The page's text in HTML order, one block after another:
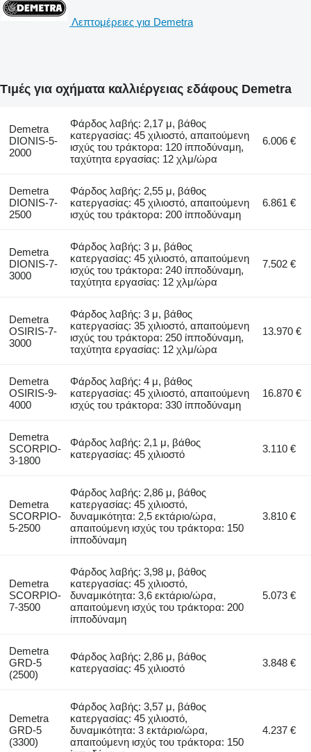
Λεπτομέρειες για Demetra
Τιμές για οχήματα καλλιέργειας εδάφους Demetra
Demetra
DIONIS-5-
2000
Φάρδος λαβής: 2,17 μ, βάθος
κατεργασίας: 45 χιλιοστό, απαιτούμενη
ισχύς του τράκτορα: 120 ίπποδύναμη,
ταχύτητα εργασίας: 12 χλμ/ώρα
6.006 €
Demetra
DIONIS-7-
2500
Φάρδος λαβής: 2,55 μ, βάθος
κατεργασίας: 45 χιλιοστό, απαιτούμενη
ισχύς του τράκτορα: 200 ίπποδύναμη
6.861 €
Demetra
DIONIS-7-
3000
Φάρδος λαβής: 3 μ, βάθος
κατεργασίας: 45 χιλιοστό, απαιτούμενη
ισχύς του τράκτορα: 240 ίπποδύναμη,
ταχύτητα εργασίας: 12 χλμ/ώρα
7.502 €
Demetra
OSIRIS-7-
3000
Φάρδος λαβής: 3 μ, βάθος
κατεργασίας: 35 χιλιοστό, απαιτούμενη
ισχύς του τράκτορα: 250 ίπποδύναμη,
ταχύτητα εργασίας: 12 χλμ/ώρα
13.970 €
Demetra
OSIRIS-9-
4000
Φάρδος λαβής: 4 μ, βάθος
κατεργασίας: 45 χιλιοστό, απαιτούμενη
ισχύς του τράκτορα: 330 ίπποδύναμη
16.870 €
Demetra
SCORPIO-
3-1800
Φάρδος λαβής: 2,1 μ, βάθος
κατεργασίας: 45 χιλιοστό
3.110 €
Demetra
SCORPIO-
5-2500
Φάρδος λαβής: 2,86 μ, βάθος
κατεργασίας: 45 χιλιοστό,
δυναμικότητα: 2,5 εκτάριο/ώρα,
απαιτούμενη ισχύς του τράκτορα: 150
ίπποδύναμη
3.810 €
Demetra
SCORPIO-
7-3500
Φάρδος λαβής: 3,98 μ, βάθος
κατεργασίας: 45 χιλιοστό,
δυναμικότητα: 3,6 εκτάριο/ώρα,
απαιτούμενη ισχύς του τράκτορα: 200
ίπποδύναμη
5.073 €
Demetra
GRD-5
(2500)
Φάρδος λαβής: 2,86 μ, βάθος
κατεργασίας: 45 χιλιοστό
3.848 €
Demetra
GRD-5
(3300)
Φάρδος λαβής: 3,57 μ, βάθος
κατεργασίας: 45 χιλιοστό,
δυναμικότητα: 3 εκτάριο/ώρα,
απαιτούμενη ισχύς του τράκτορα: 150
4.237 €